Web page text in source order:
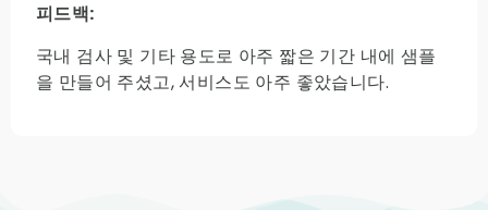
피드백:
국내 검사 및 기타 용도로 아주 짧은 기간 내에 샘플
을 만들어 주셨고, 서비스도 아주 좋았습니다.